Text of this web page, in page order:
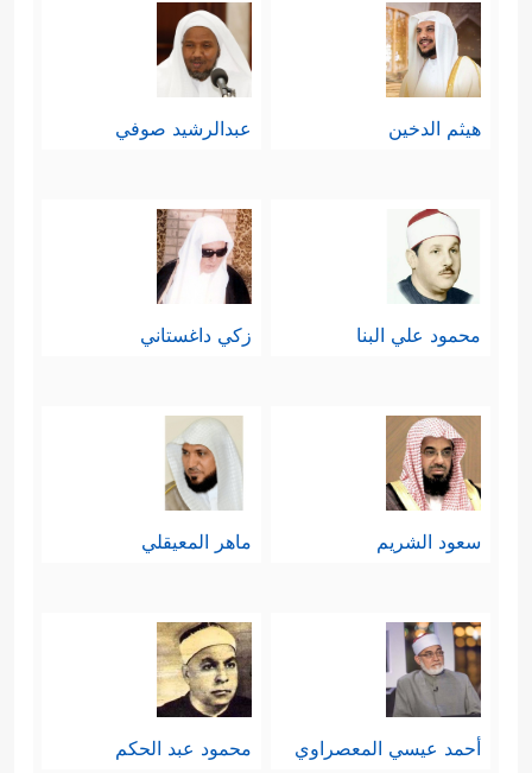
هيثم الدخين عبدالرشيد صوفي
محمود علي البنا زكي داغستاني
سعود الشريم ماهر المعيقلي
أحمد عيسي المعصراوي محمود عبد الحكم